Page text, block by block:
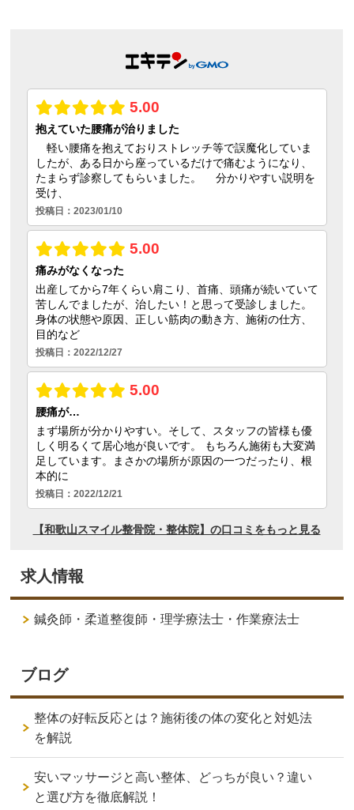
求人情報
鍼灸師・柔道整復師・理学療法士・作業療法士
ブログ
整体の好転反応とは？施術後の体の変化と対処法
を解説
安いマッサージと高い整体、どっちが良い？違い
と選び方を徹底解説！